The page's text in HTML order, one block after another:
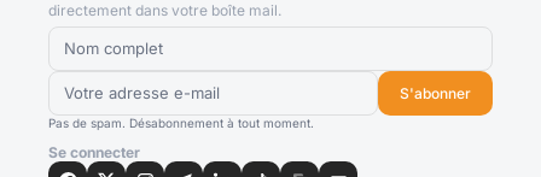
directement dans votre boîte mail.
S'abonner
Pas de spam. Désabonnement à tout moment.
Se connecter